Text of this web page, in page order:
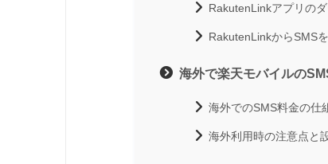
RakutenLinkアプリの
RakutenLinkからSMS
海外で楽天モバイルの
海外でのSMS料金の仕
海外利用時の注意点と